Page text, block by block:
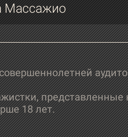
Массажио
представленные
18 лет.